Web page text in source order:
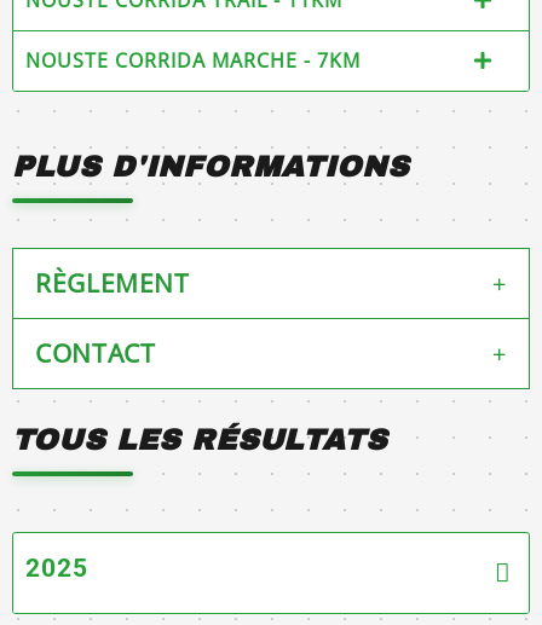
NOUSTE CORRIDA MARCHE - 7KM
PLUS D'INFORMATIONS
RÈGLEMENT +
Disponible ICI
CONTACT +
noustecorrida@gmail.com
Site internet : https://noustecorrida.fr
TOUS LES RÉSULTATS
2025